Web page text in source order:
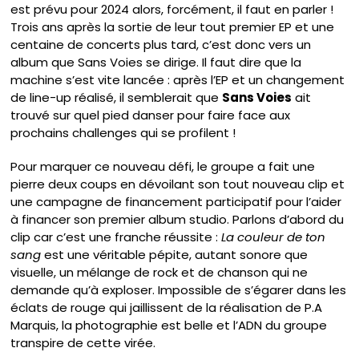
est prévu pour 2024 alors, forcément, il faut en parler !
Trois ans après la sortie de leur tout premier EP et une
centaine de concerts plus tard, c’est donc vers un
album que Sans Voies se dirige. Il faut dire que la
machine s’est vite lancée : après l’EP et un changement
de line-up réalisé, il semblerait que Sans Voies ait
trouvé sur quel pied danser pour faire face aux
prochains challenges qui se profilent !
Pour marquer ce nouveau défi, le groupe a fait une
pierre deux coups en dévoilant son tout nouveau clip et
une campagne de financement participatif pour l’aider
à financer son premier album studio. Parlons d’abord du
clip car c’est une franche réussite :La couleur de ton
sangest une véritable pépite, autant sonore que
visuelle, un mélange de rock et de chanson qui ne
demande qu’à exploser. Impossible de s’égarer dans les
éclats de rouge qui jaillissent de la réalisation de P.A
Marquis, la photographie est belle et l’ADN du groupe
transpire de cette virée.